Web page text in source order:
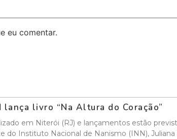
eu comentar.
livro “Na Altura do Coração”
em Niterói (RJ) e lançamentos estão
do Instituto Nacional de Nanismo (INN),